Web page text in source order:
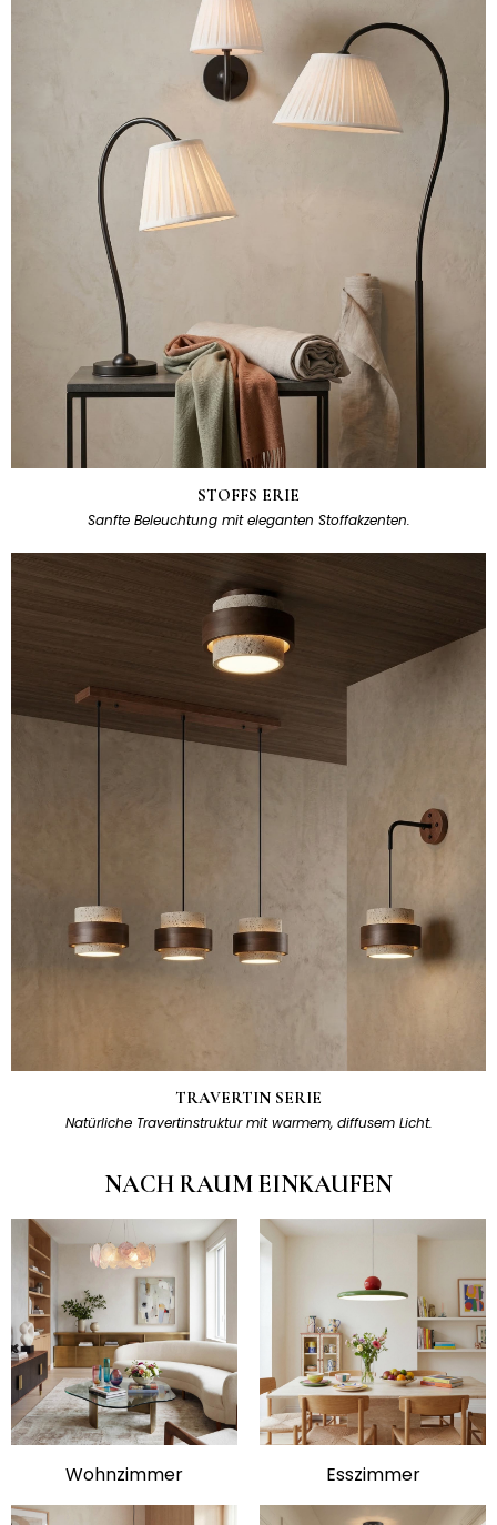
STOFFS ERIE
Sanfte Beleuchtung mit eleganten Stoffakzenten.
TRAVERTIN SERIE
Natürliche Travertinstruktur mit warmem, diffusem Licht.
NACH RAUM EINKAUFEN
Wohnzimmer Esszimmer